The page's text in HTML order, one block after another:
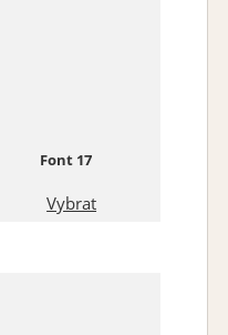
Font 17
Vybrat